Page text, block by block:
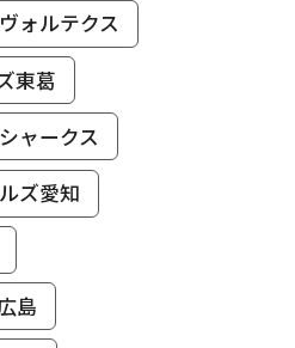
ォルテクス
東葛
ャークス
ズ愛知
島